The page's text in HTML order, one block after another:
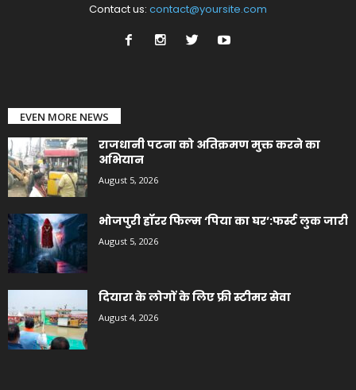
Contact us: contact@yoursite.com
EVEN MORE NEWS
राजधानी पटना को अतिक्रमण मुक्त करने का
अभियान
August 5, 2026
भोजपुरी हॉरर फिल्म ‘पिया का घर’:फर्स्ट लुक जारी
August 5, 2026
दियारा के लोगों के लिए फ्री स्टीमर सेवा
August 4, 2026